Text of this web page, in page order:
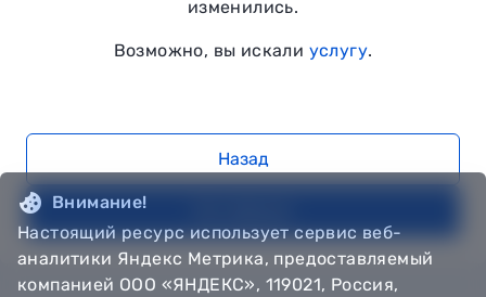
изменились.
Возможно, вы искали услугу.
Назад
Внимание!
Настоящий ресурс использует сервис веб-
аналитики Яндекс Метрика, предоставляемый
компанией ООО «ЯНДЕКС», 119021, Россия,